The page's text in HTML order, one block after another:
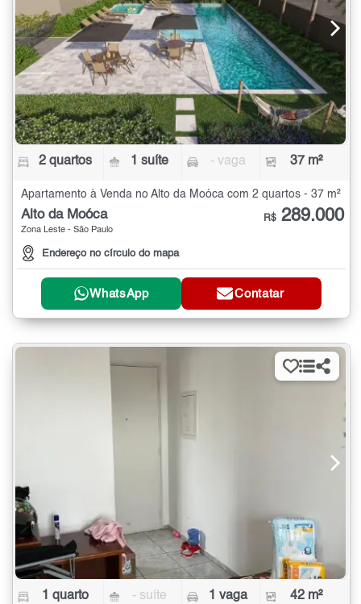
2 quartos 1 suíte - vaga 37 m²
Apartamento à Venda no Alto da Moóca com 2 quartos - 37 m²
Alto da Moóca
Zona Leste - São Paulo
Endereço no círculo do mapa
R$ 289.000
WhatsApp Contatar
1 quarto - suíte 1 vaga 42 m²